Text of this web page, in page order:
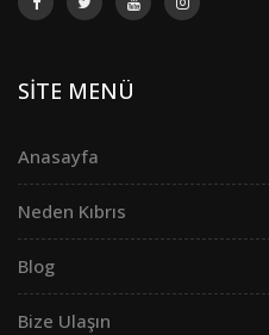
SİTE MENÜ
Anasayfa
Neden Kıbrıs
Blog
Bize Ulaşın